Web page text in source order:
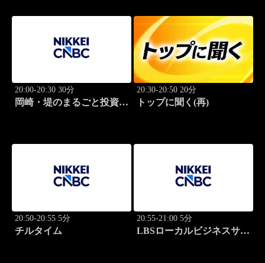
20:00-20:30 30分
岡崎・堤のまるごと投資道
20:30-20:50 20分
トップに聞く(再)
20:50-20:55 5分
チルタイム
20:55-21:00 5分
LBSローカルビジネスサテ